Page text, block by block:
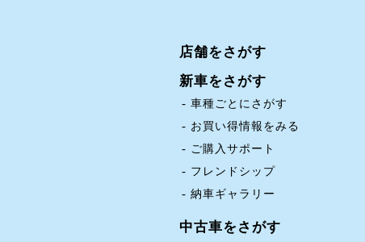
店舗をさがす
新車をさがす
車種ごとにさがす
お買い得情報をみる
ご購入サポート
フレンドシップ
納車ギャラリー
中古車をさがす